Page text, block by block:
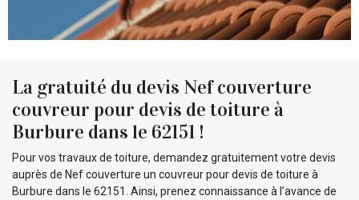
La gratuité du devis Nef couverture
couvreur pour devis de toiture à
Burbure dans le 62151 !
Pour vos travaux de toiture, demandez gratuitement votre devis
auprès de Nef couverture un couvreur pour devis de toiture à
Burbure dans le 62151. Ainsi, prenez connaissance à l’avance de